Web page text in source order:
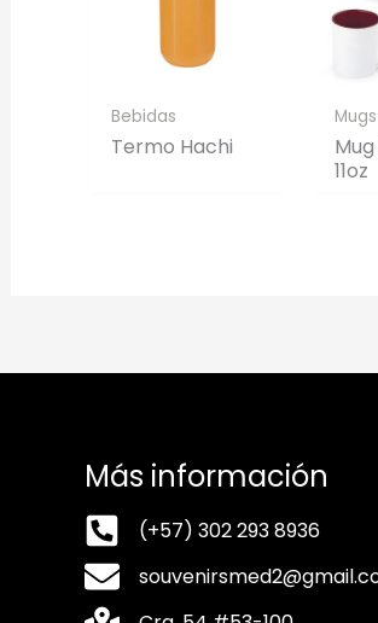
Bebidas
Termo Hachi
11oz
Más información
(+57) 302 293 8936